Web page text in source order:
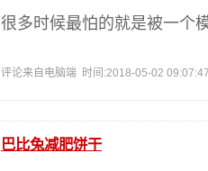
很多时候最怕的就是被一个
评论来自电脑端 时间:2018-05-02 09:07:47
巴比兔减肥饼干